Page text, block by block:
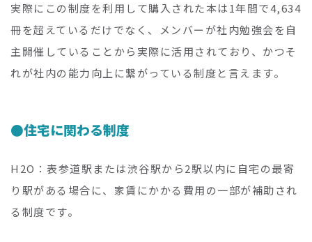
実際にこの制度を利用して購入された本は1年間で4,634
冊を超えているだけでなく、メンバーが社内勉強会を自
主開催していることから実際に活用されており、かつそ
れが社内の能力向上に繋がっている制度と言えます。
住宅に関わる制度
H2O：表参道駅または渋谷駅から2駅以内に自宅の最寄
り駅がある場合に、家賃にかかる費用の一部が補助され
る制度です。